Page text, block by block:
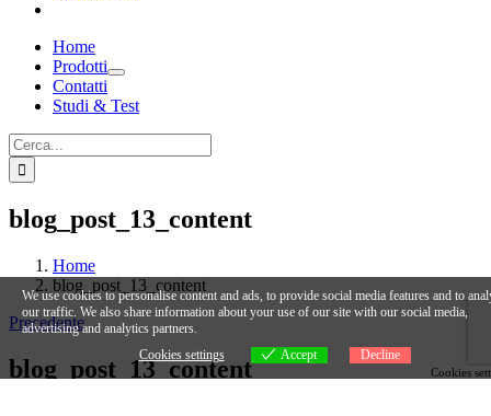
Home
Prodotti
Contatti
Studi & Test
Cerca
per:
blog_post_13_content
Home
blog_post_13_content
Precedente
blog_post_13_content
We use cookies to personalise content and ads, to provide social media features and to
our traffic. We also share information about your use of our site with our social media,
advertising and analytics partners.
Cookies settings
Accept Decline
Cookies